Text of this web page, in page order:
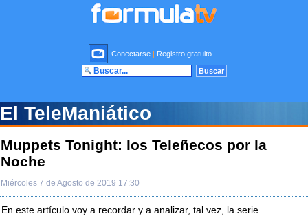
Conectarse | Registro gratuito
El TeleManiático
Muppets Tonight: los Teleñecos por la
Noche
Miércoles 7 de Agosto de 2019 17:30
En este artículo voy a recordar y a analizar, tal vez, la serie